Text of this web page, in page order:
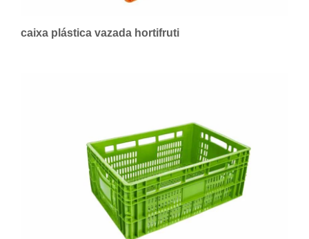
caixa plástica vazada hortifruti